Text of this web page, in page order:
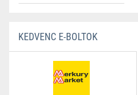
KEDVENC E-BOLTOK